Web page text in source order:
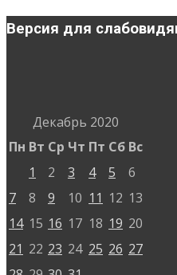
Версия для
Декабрь 2020
Пн Вт Ср Чт Пт Сб Вс
1
2 3 4 5
6
7
8 9 10 11 12 13
14 15 16 17 18 19 20
21 22 23 24 25 26 27